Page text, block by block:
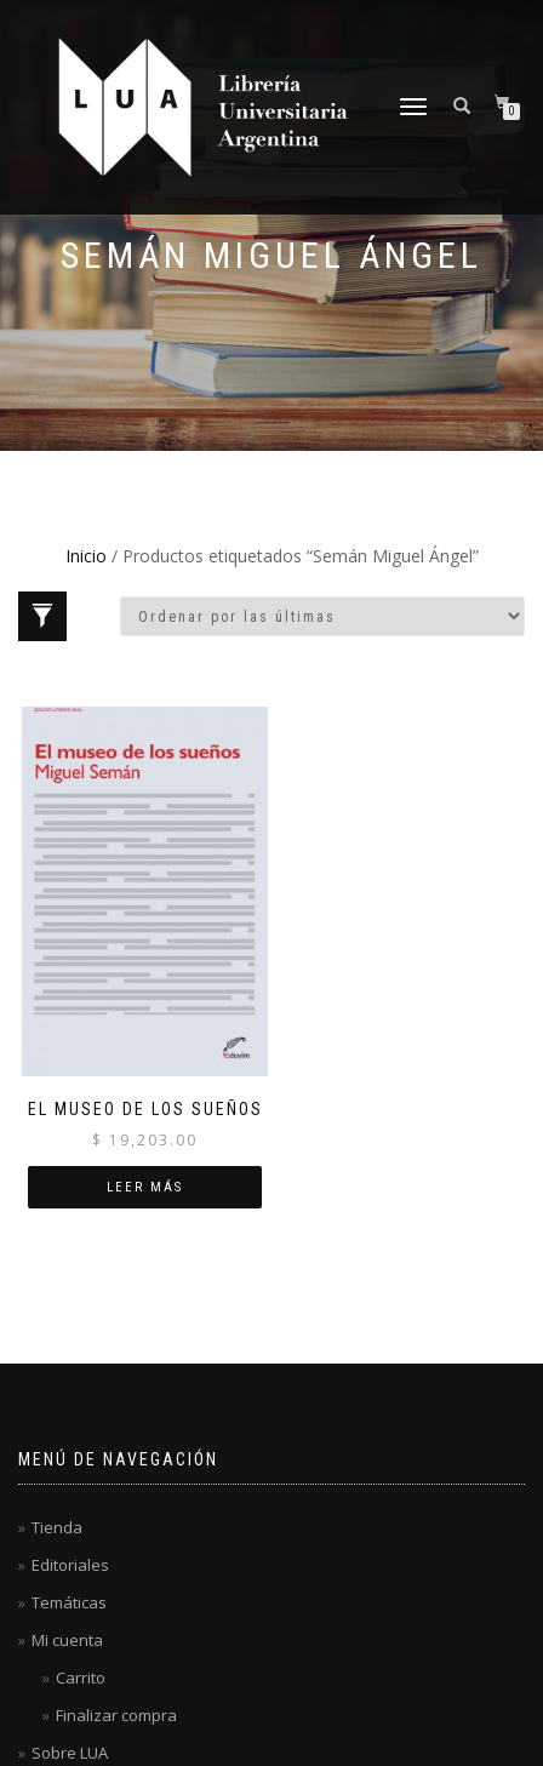
NAVEGACIÓN
0
SEMÁN MIGUEL ÁNGEL
Inicio / Productos etiquetados “Semán Miguel Ángel”
EL MUSEO DE LOS SUEÑOS
$ 19,203.00
LEER MÁS
MENÚ DE NAVEGACIÓN
Tienda
Editoriales
Temáticas
Mi cuenta
Carrito
Finalizar compra
Sobre LUA